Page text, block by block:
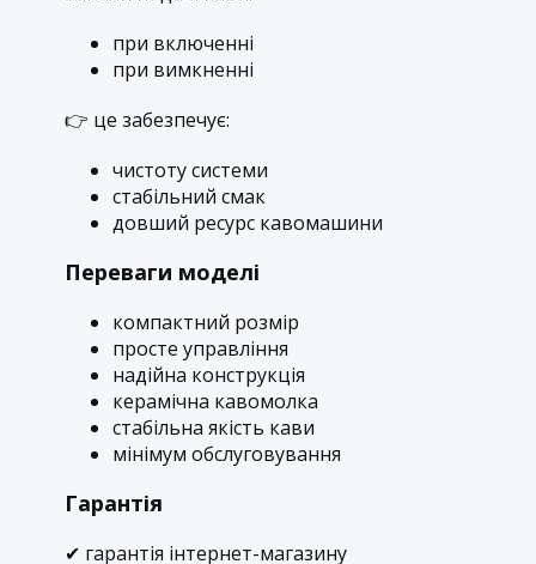
при включенні
при вимкненні
👉 це забезпечує:
чистоту системи
стабільний смак
довший ресурс кавомашини
Переваги моделі
компактний розмір
просте управління
надійна конструкція
керамічна кавомолка
стабільна якість кави
мінімум обслуговування
Гарантія
✔ гарантія інтернет-магазину